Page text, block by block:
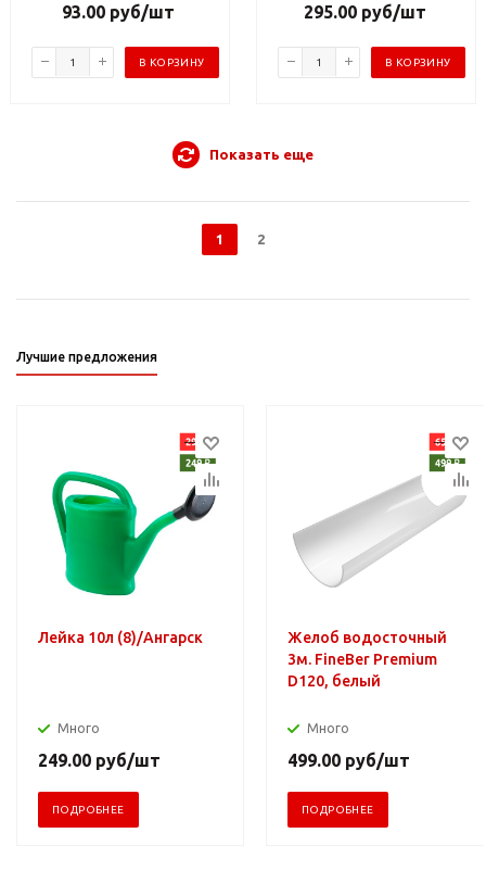
93.00 руб/шт
В КОРЗИНУ
295.00руб/шт
В КОРЗИНУ
Показать еще
1 2
Лучшие предложения
Лейка 10л (8)/Ангарск
Много
249.00 руб/шт
ПОДРОБНЕЕ
Желоб водосточный
3м. FineBer Premium
D120, белый
Много
499.00 руб/шт
ПОДРОБНЕЕ